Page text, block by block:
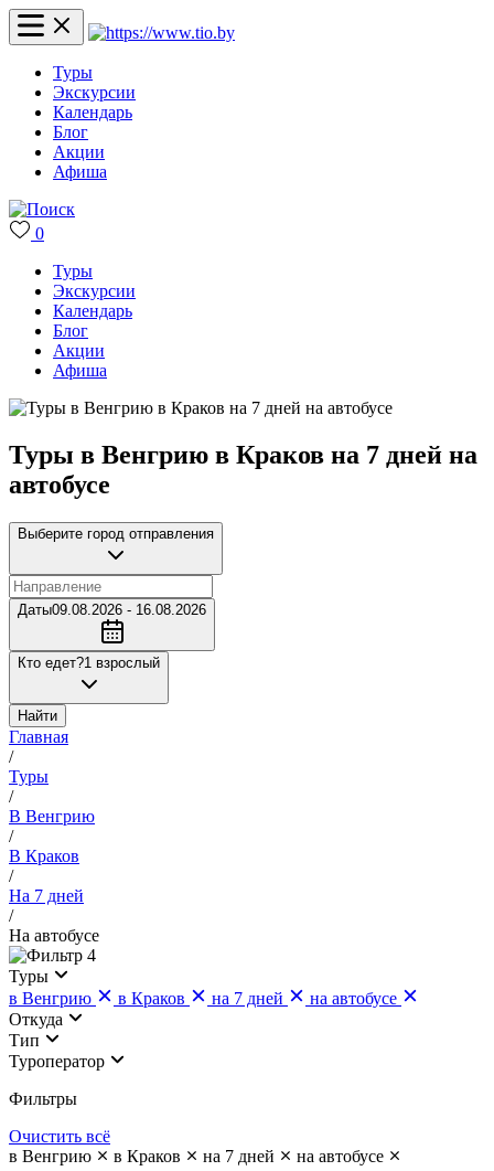
Туры
Экскурсии
Календарь
Блог
Акции
Афиша
0
Туры
Экскурсии
Календарь
Блог
Акции
Афиша
Туры в Венгрию в Краков на 7 дней на
автобусе
Выберите город отправления
Даты09.08.2026 - 16.08.2026
Кто едет?1 взрослый
Найти
Главная
/
Туры
/
В Венгрию
/
В Краков
/
На 7 дней
/
На автобусе
4
Туры
в Венгрию
в Краков на 7 дней
на автобусе
Откуда
Тип
Туроператор
Фильтры
Очистить всё
в Венгрию
в Краков на 7 дней
на автобусе